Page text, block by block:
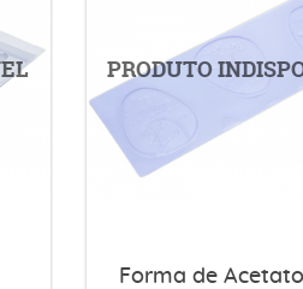
Forma de